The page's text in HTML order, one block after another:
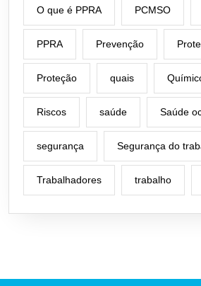
O que é PPRA PCMSO
PPRA Prevenção
Proteção quais
Riscos saúde Saúde
segurança Segurança do
Trabalhadores trabalho